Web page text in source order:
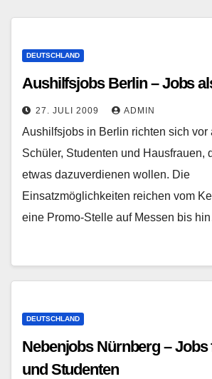
DEUTSCHLAND
Aushilfsjobs Berlin – Jobs
27. JULI 2009 ADMIN
Aushilfsjobs in Berlin richten sich vor
Schüler, Studenten und Hausfrauen,
etwas dazuverdienen wollen. Die
Einsatzmöglichkeiten reichen vom
eine Promo-Stelle auf Messen bis
DEUTSCHLAND
Nebenjobs Nürnberg –
und Studenten